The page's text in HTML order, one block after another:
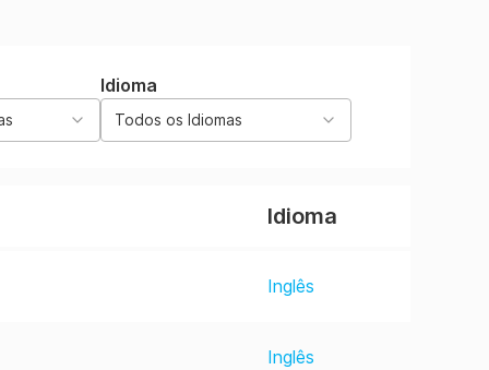
Idioma
Todos os Idiomas
Idioma
Inglês
Inglês